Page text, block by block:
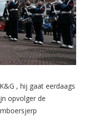
, hij gaat eerdaags
opvolger de